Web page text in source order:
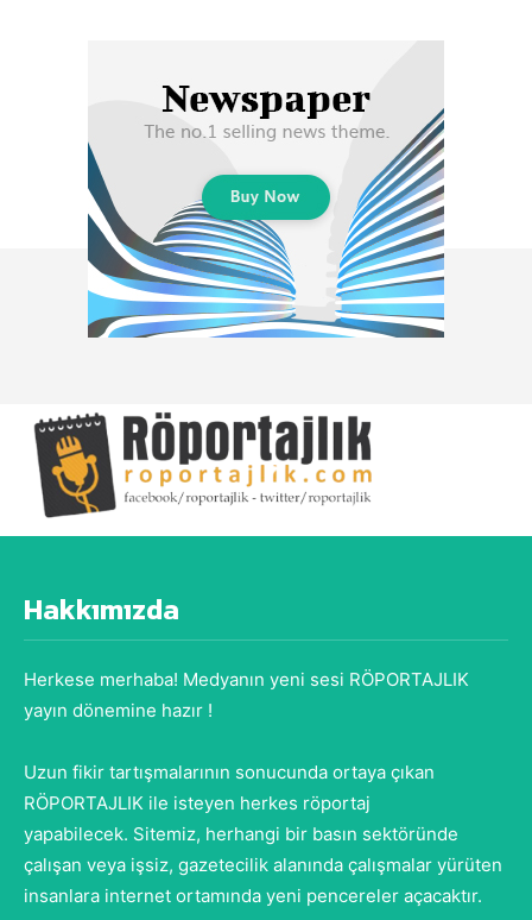
Hakkımızda
Herkese merhaba! Medyanın yeni sesi RÖPORTAJLIK
yayın dönemine hazır !
Uzun fikir tartışmalarının sonucunda ortaya çıkan
RÖPORTAJLIK ile isteyen herkes röportaj
yapabilecek. Sitemiz, herhangi bir basın sektöründe
çalışan veya işsiz, gazetecilik alanında çalışmalar yürüten
insanlara internet ortamında yeni pencereler açacaktır.